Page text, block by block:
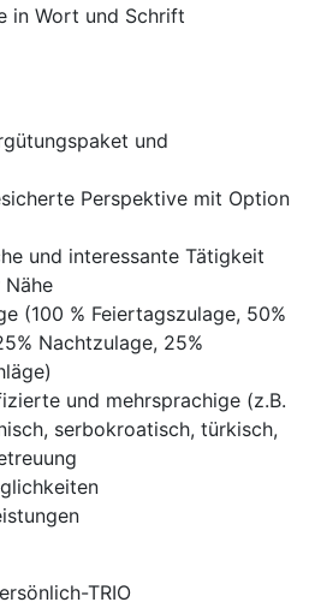
in Wort und Schrift
und
Perspektive mit Option
und interessante Tätigkeit
Nähe
(100 % Feiertagszulage, 50%
Nachtzulage, 25%
und mehrsprachige (z.B.
serbokroatisch, türkisch,
TRIO